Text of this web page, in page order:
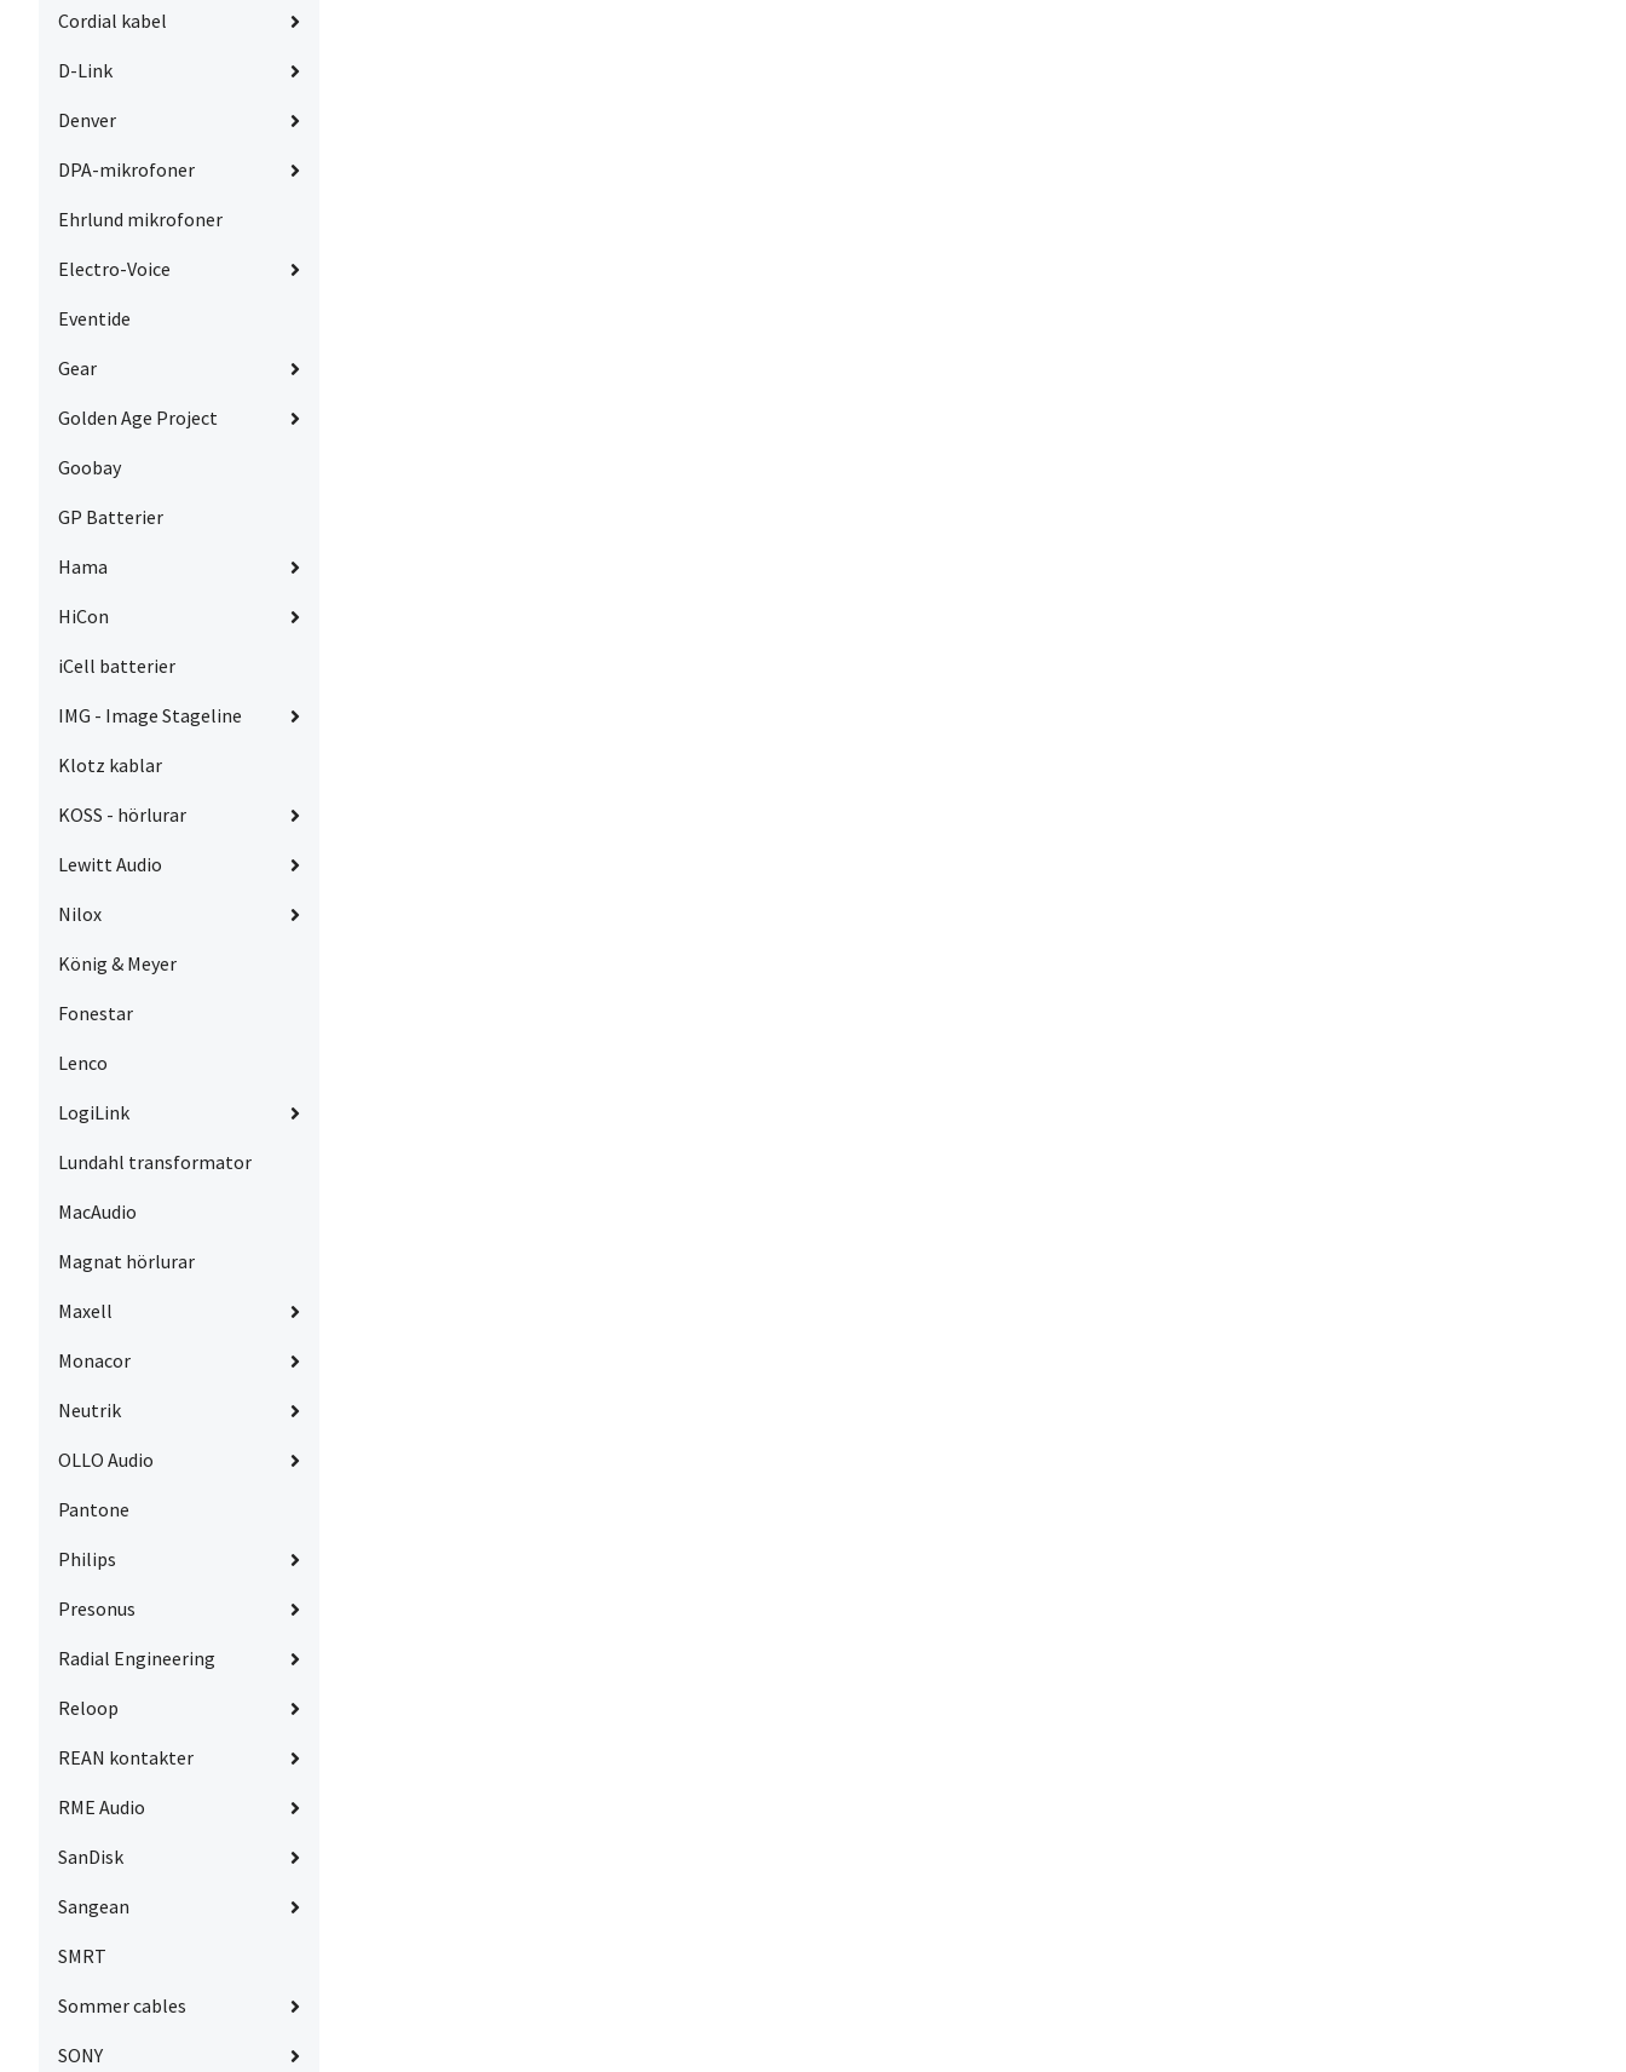
Cordial kabel
D-Link
Denver
DPA-mikrofoner
Ehrlund mikrofoner
Electro-Voice
Eventide
Gear
Golden Age Project
Goobay
GP Batterier
Hama
HiCon
iCell batterier
IMG - Image Stageline
Klotz kablar
KOSS - hörlurar
Lewitt Audio
Nilox
König & Meyer
Fonestar
Lenco
LogiLink
Lundahl transformator
MacAudio
Magnat hörlurar
Maxell
Monacor
Neutrik
OLLO Audio
Pantone
Philips
Presonus
Radial Engineering
Reloop
REAN kontakter
RME Audio
SanDisk
Sangean
SMRT
Sommer cables
SONY